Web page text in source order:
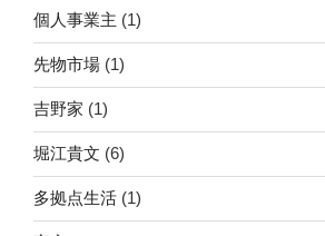
個人事業主 (1)
先物市場 (1)
吉野家 (1)
堀江貴文 (6)
多拠点生活 (1)